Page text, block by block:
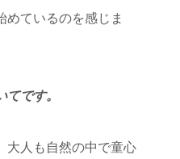
めているのを感じま
です。
大人も自然の中で童心